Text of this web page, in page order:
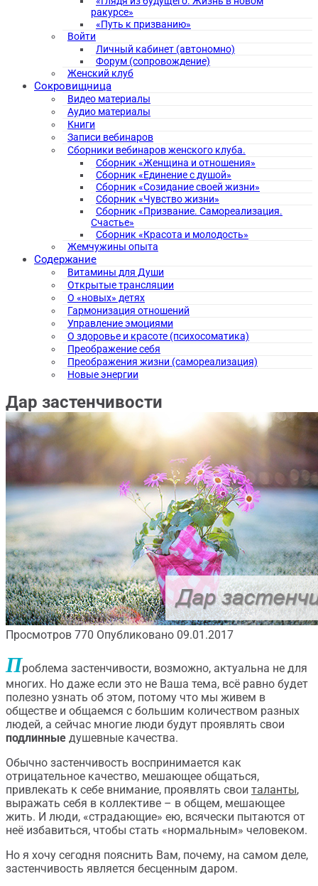
ракурсе»
«Путь к призванию»
Войти
Личный кабинет (автономно)
Форум (сопровождение)
Женский клуб
Сокровищница
Видео материалы
Аудио материалы
Книги
Записи вебинаров
Сборники вебинаров женского клуба.
Сборник «Женщина и отношения»
Сборник «Единение с душой»
Сборник «Созидание своей жизни»
Сборник «Чувство жизни»
Сборник «Призвание. Самореализация.
Счастье»
Сборник «Красота и молодость»
Жемчужины опыта
Содержание
Витамины для Души
Открытые трансляции
О «новых» детях
Гармонизация отношений
Управление эмоциями
О здоровье и красоте (психосоматика)
Преображение себя
Преображения жизни (самореализация)
Новые энергии
Дар застенчивости
Просмотров 770 Опубликовано 09.01.2017
Проблема застенчивости, возможно, актуальна не для
многих. Но даже если это не Ваша тема, всё равно будет
полезно узнать об этом, потому что мы живем в
обществе и общаемся с большим количеством разных
людей, а сейчас многие люди будут проявлять свои
подлинные душевные качества.
Обычно застенчивость воспринимается как
отрицательное качество, мешающее общаться,
привлекать к себе внимание, проявлять свои таланты,
выражать себя в коллективе – в общем, мешающее
жить. И люди, «страдающие» ею, всячески пытаются от
неё избавиться, чтобы стать «нормальным» человеком.
Но я хочу сегодня пояснить Вам, почему, на самом деле,
застенчивость является бесценным даром.